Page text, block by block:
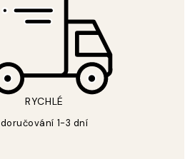
RYCHLÉ
doručování 1-3 dní